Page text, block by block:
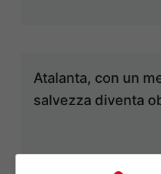
Atalanta, con un
salvezza diventa